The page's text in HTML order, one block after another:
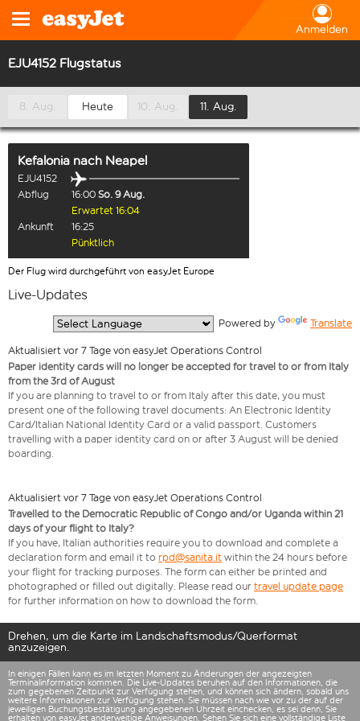
Anmelden
EJU4152 Flugstatus
8. Aug. Heute 10. Aug. 11. Aug.
Kefalonia nach Neapel
EJU4152
Abflug
16:00 So. 9 Aug.
Erwartet 16:04
Ankunft
16:25
Pünktlich
Der Flug wird durchgeführt von easyJet Europe
Live-Updates
Powered by Translate
Aktualisiert vor 7 Tage von easyJet Operations Control
Paper identity cards will no longer be accepted for travel to or from Italy
from the 3rd of August
If you are planning to travel to or from Italy after this date, you must
present one of the following travel documents: An Electronic Identity
Card/Italian National Identity Card or a valid passport. Customers
travelling with a paper identity card on or after 3 August will be denied
boarding.
Aktualisiert vor 7 Tage von easyJet Operations Control
Travelled to the Democratic Republic of Congo and/or Uganda within 21
days of your flight to Italy?
If you have, Italian authorities require you to download and complete a
declaration form and email it to rpd@sanita.it within the 24 hours before
your flight for tracking purposes. The form can either be printed and
photographed or filled out digitally. Please read our travel update page
for further information on how to download the form.
Drehen, um die Karte im Landschaftsmodus/Querformat
anzuzeigen.
In einigen Fällen kann es im letzten Moment zu Änderungen der angezeigten
Terminalinformation kommen. Die Live-Updates beruhen auf den Informationen, die
zum gegebenen Zeitpunkt zur Verfügung stehen, und können sich ändern, sobald uns
weitere Informationen zur Verfügung stehen. Sie müssen nach wie vor zu der auf der
jeweiligen Buchungsbestätigung angegebenen Uhrzeit einchecken, es sei denn, Sie
erhalten von easyJet anderweitige Anweisungen. Sehen Sie sich eine vollständige Liste